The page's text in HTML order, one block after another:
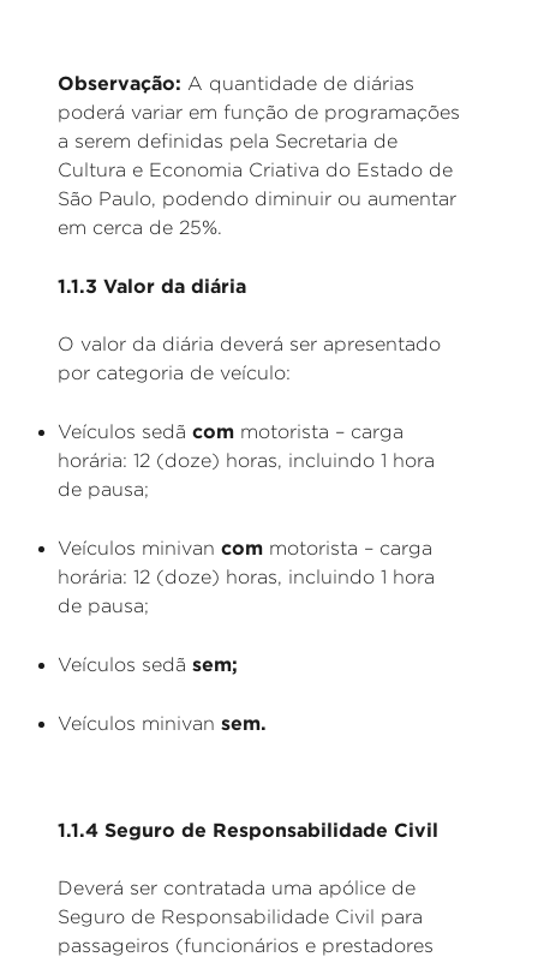
Observação: A quantidade de diárias
poderá variar em função de programações
a serem definidas pela Secretaria de
Cultura e Economia Criativa do Estado de
São Paulo, podendo diminuir ou aumentar
em cerca de 25%.
1.1.3 Valor da diária
O valor da diária deverá ser apresentado
por categoria de veículo:
Veículos sedã com motorista – carga
horária: 12 (doze) horas, incluindo 1 hora
de pausa;
Veículos minivan com motorista – carga
horária: 12 (doze) horas, incluindo 1 hora
de pausa;
Veículos sedã sem;
Veículos minivan sem.
1.1.4 Seguro de Responsabilidade Civil
Deverá ser contratada uma apólice de
Seguro de Responsabilidade Civil para
passageiros (funcionários e prestadores